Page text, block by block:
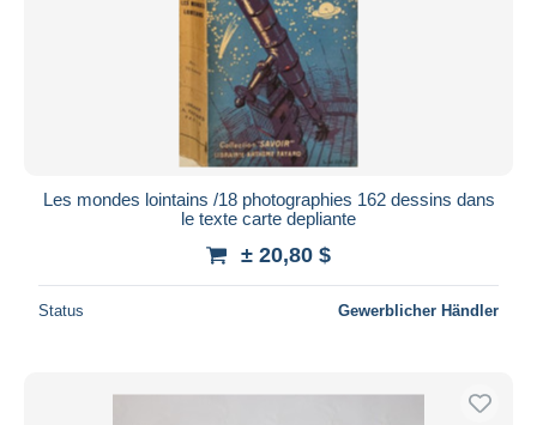
Les mondes lointains /18 photographies 162 dessins dans
le texte carte depliante
± 20,80 $
Status Gewerblicher Händler